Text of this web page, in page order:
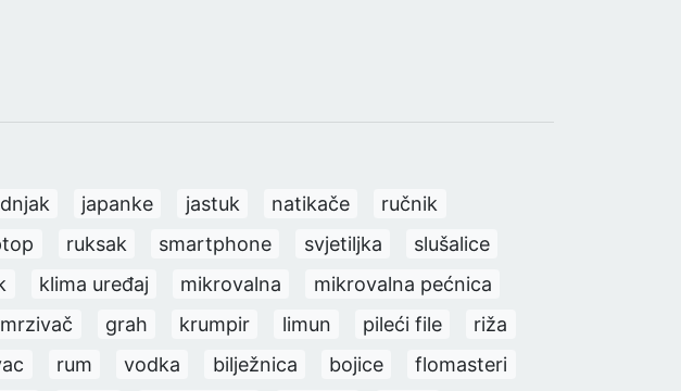
japanke jastuk natikače
ručnik
ruksak smartphone svjetiljka
slušalice
klima uređaj mikrovalna
mikrovalna pećnica
grah krumpir limun pileći file
riža
rum vodka bilježnica bojice
flomasteri